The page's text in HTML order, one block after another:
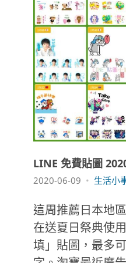
LINE 免費貼圖
2020-06-09 生活小
這周推薦日本地
在送夏日祭典使
填」貼圖，最多